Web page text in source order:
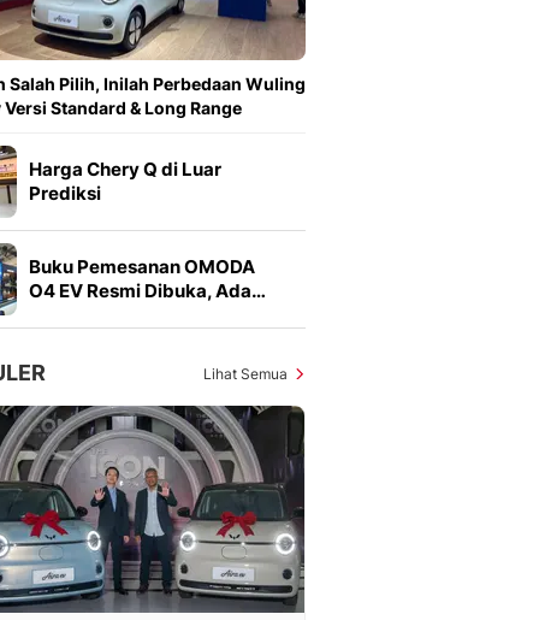
Salah Pilih, Inilah Perbedaan Wuling
Versi Standard & Long Range
Harga Chery Q di Luar
Prediksi
Buku Pemesanan OMODA
O4 EV Resmi Dibuka, Ada…
Lihat Semua